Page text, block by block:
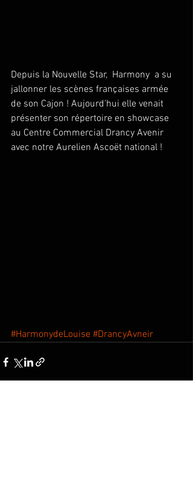
Depuis la Nouvelle Star,  Harmony  a su
jallonner les scènes françaises armée
de son Cajon ! Aujourd'hui elle venait
présenter son répertoire en showcase
au Centre Commercial Drancy Avenir
avec notre Aurelien Ascoët national !
#HarmonydeLouise #DrancyAvneir